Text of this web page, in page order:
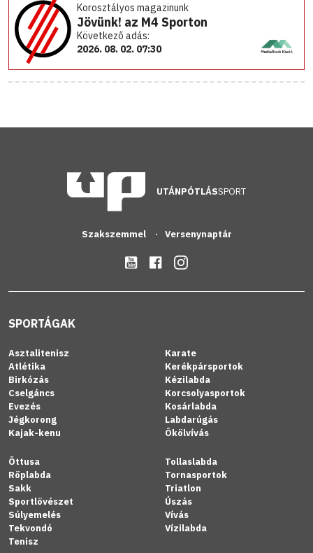
Korosztályos magazinunk
Jövünk! az M4 Sporton
Következő adás:
2026. 08. 02. 07:30
UTÁNPÓTLÁSSPORT
Szakszemmel Versenynaptár
SPORTÁGAK
Asztalitenisz
Atlétika
Birkózás
Cselgáncs
Evezés
Jégkorong
Kajak-kenu
Karate
Kerékpársportok
Kézilabda
Korcsolyasportok
Kosárlabda
Labdarúgás
Ökölvívás
Öttusa
Röplabda
Sakk
Sportlövészet
Súlyemelés
Tekvondó
Tenisz
Tollaslabda
Tornasportok
Triatlon
Úszás
Vívás
Vízilabda